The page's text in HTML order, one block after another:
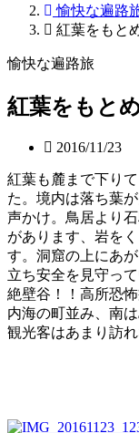
愉快な遍路
紅葉をもと
愉快な遍路旅
紅葉をもと
2016/11/23
紅葉も麓まで下り
た。境内は落ち葉
声かけ。鳥居より
があります、岩を
す。洞窟の上にあ
立ち安全を見守っ
絶壁谷！！高所恐
内海の町並み、南
観光客はあまり訪